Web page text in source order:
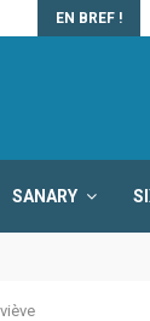
EN BREF !
SANARY